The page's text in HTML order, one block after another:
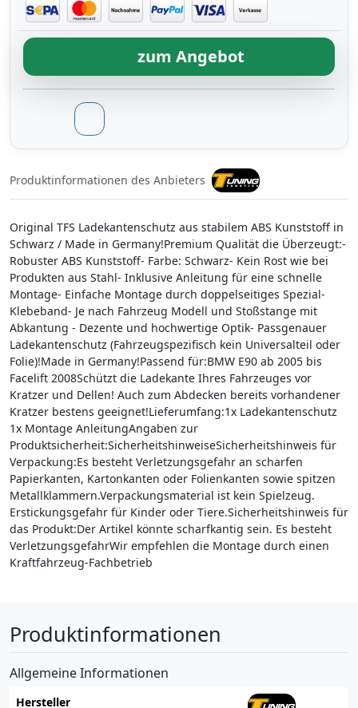
zum Angebot
Produktinformationen des Anbieters
Original TFS Ladekantenschutz aus stabilem ABS Kunststoff in
Schwarz / Made in Germany!Premium Qualität die Überzeugt:-
Robuster ABS Kunststoff- Farbe: Schwarz- Kein Rost wie bei
Produkten aus Stahl- Inklusive Anleitung für eine schnelle
Montage- Einfache Montage durch doppelseitiges Spezial-
Klebeband- Je nach Fahrzeug Modell und Stoßstange mit
Abkantung - Dezente und hochwertige Optik- Passgenauer
Ladekantenschutz (Fahrzeugspezifisch kein Universalteil oder
Folie)!Made in Germany!Passend für:BMW E90 ab 2005 bis
Facelift 2008Schützt die Ladekante Ihres Fahrzeuges vor
Kratzer und Dellen! Auch zum Abdecken bereits vorhandener
Kratzer bestens geeignet!Lieferumfang:1x Ladekantenschutz
1x Montage AnleitungAngaben zur
Produktsicherheit:SicherheitshinweiseSicherheitshinweis für
Verpackung:Es besteht Verletzungsgefahr an scharfen
Papierkanten, Kartonkanten oder Folienkanten sowie spitzen
Metallklammern.Verpackungsmaterial ist kein Spielzeug.
Erstickungsgefahr für Kinder oder Tiere.Sicherheitshinweis für
das Produkt:Der Artikel könnte scharfkantig sein. Es besteht
VerletzungsgefahrWir empfehlen die Montage durch einen
Kraftfahrzeug-Fachbetrieb
Produktinformationen
Allgemeine Informationen
Hersteller